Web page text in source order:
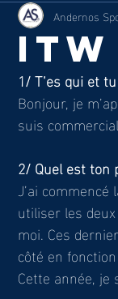
ITW
Andernos
1/ T’es qui et
Bonjour, je
suis
2/ Quel est ton
J’ai
utiliser les
moi. Ces
côté en
Cette année,